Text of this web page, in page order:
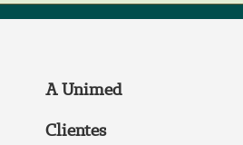
A Unimed
Clientes